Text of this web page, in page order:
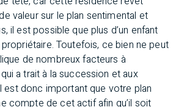
valeur sur le plan sentimental et
il est possible que plus d’un enfant
Toutefois, ce bien ne peut
de nombreux facteurs à
a trait à la succession et aux
est donc important que votre plan
compte de cet actif afin qu’il soit